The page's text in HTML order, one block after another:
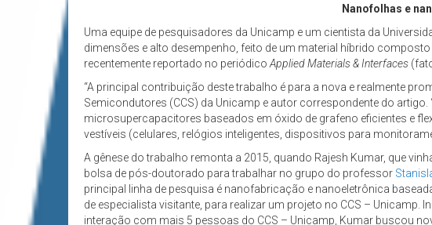
Nanofolhas e
Uma equipe de pesquisadores da Unicamp e um cientista da
dimensões e alto desempenho, feito de um material híbrido
recentemente reportado no periódico Applied Materials & Interfaces
“A principal contribuição deste trabalho é para a nova e realmente
Semicondutores (CCS) da Unicamp e autor correspondente do
microsupercapacitores baseados em óxido de grafeno eficientes e
vestíveis (celulares, relógios inteligentes, dispositivos para
A gênese do trabalho remonta a 2015, quando Rajesh Kumar, que
bolsa de pós-doutorado para trabalhar no grupo do professor
principal linha de pesquisa é nanofabricação e nanoeletrônica
de especialista visitante, para realizar um projeto no CCS –
interação com mais 5 pessoas do CCS – Unicamp, Kumar buscou